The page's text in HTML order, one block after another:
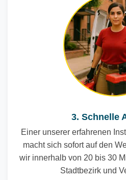
3. Schnelle
Einer unserer erfahrenen
macht sich sofort auf den
wir innerhalb von 20 bis 30
Stadtbezirk und